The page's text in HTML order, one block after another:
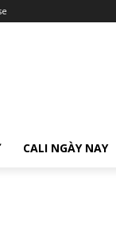
CALI NGÀY NAY